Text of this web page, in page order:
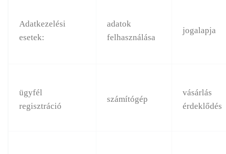
Adatkezelési
esetek:
adatok
felhasználása
jogalapja
ügyfél
regisztráció
számítógép
vásárlás
érdeklődés